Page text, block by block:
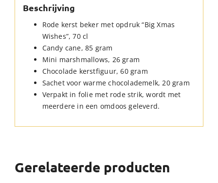
Beschrijving
Rode kerst beker met opdruk “Big Xmas
Wishes”, 70 cl
Candy cane, 85 gram
Mini marshmallows, 26 gram
Chocolade kerstfiguur, 60 gram
Sachet voor warme chocolademelk, 20 gram
Verpakt in folie met rode strik, wordt met
meerdere in een omdoos geleverd.
Gerelateerde producten